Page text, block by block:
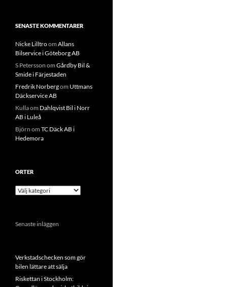
SENASTE KOMMENTARER
Nicke Lilltroom Allans
Bilservice i Göteborg AB
S Petersson om Gårdby Bil &
Smide i Färjestaden
Fredrik Norbergom Uttmans
Däckservice AB
Kullaom Dahlqvist Bil i Norr
AB i Luleå
Björn om TC Däck AB i
Hedemora
ORTER
Orter
Senaste inläggen
Verkstadschecken som gör
bilen lättare att sälja
Riskettan i Stockholm: